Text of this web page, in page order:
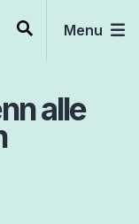
Menu
alle